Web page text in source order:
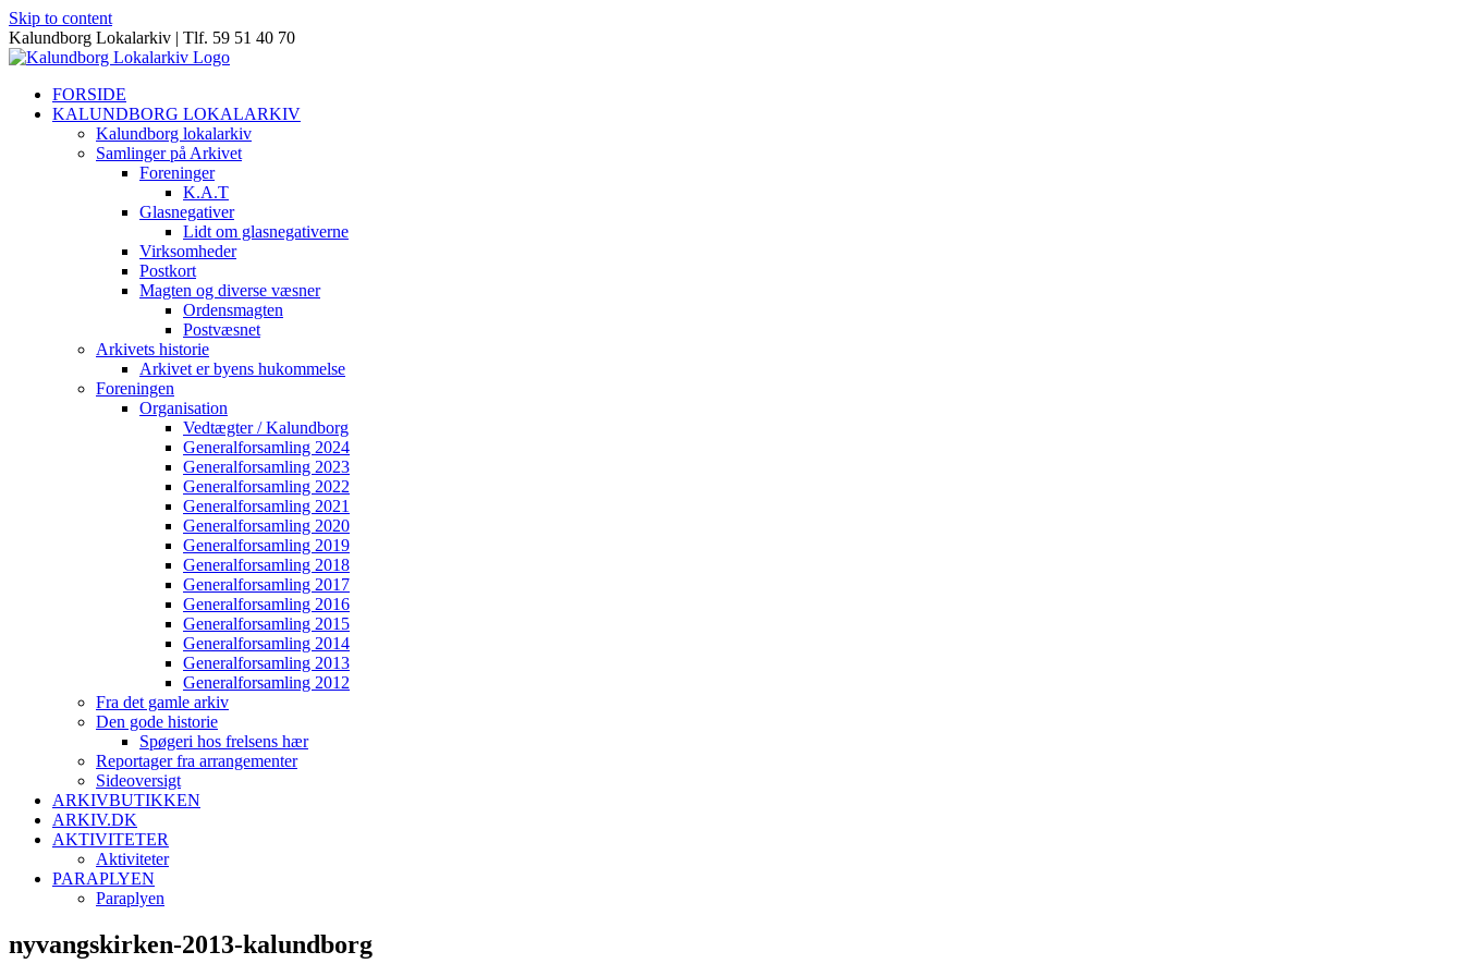
Skip to content
Kalundborg Lokalarkiv | Tlf. 59 51 40 70
FORSIDE
KALUNDBORG LOKALARKIV
Kalundborg lokalarkiv
Samlinger på Arkivet
Foreninger
K.A.T
Glasnegativer
Lidt om glasnegativerne
Virksomheder
Postkort
Magten og diverse væsner
Ordensmagten
Postvæsnet
Arkivets historie
Arkivet er byens hukommelse
Foreningen
Organisation
Vedtægter / Kalundborg
Generalforsamling 2024
Generalforsamling 2023
Generalforsamling 2022
Generalforsamling 2021
Generalforsamling 2020
Generalforsamling 2019
Generalforsamling 2018
Generalforsamling 2017
Generalforsamling 2016
Generalforsamling 2015
Generalforsamling 2014
Generalforsamling 2013
Generalforsamling 2012
Fra det gamle arkiv
Den gode historie
Spøgeri hos frelsens hær
Reportager fra arrangementer
Sideoversigt
ARKIVBUTIKKEN
ARKIV.DK
AKTIVITETER
Aktiviteter
PARAPLYEN
Paraplyen
nyvangskirken-2013-kalundborg